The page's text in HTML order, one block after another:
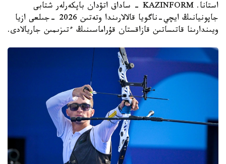
استانا. KAZINFORM - ساداق اتۋدان باپكەرلەر شتابى
جاپونيانىڭ ايچي-ناگويا قالالارىندا وتەتىن 2026 -جىلعى ازيا
ويىندارىنا قاتىساتىن قازاقستان قۇراماسىنىڭ ءتىزىمىن جاريالادى.